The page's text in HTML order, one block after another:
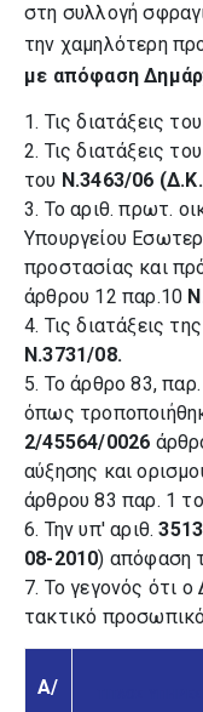
στη συλλογή
την χαμηλότερη
με απόφαση
1. Τις διατάξεις
2. Τις διατάξεις
του Ν.3463/06
3. Το αριθ. πρωτ.
Υπουργείου
προστασίας και
άρθρου 12 παρ.10
4. Τις διατάξεις
Ν.3731/08.
5. Το άρθρο 83,
όπως
2/45564/0026
αύξησης και
άρθρου 83 παρ. 1
6. Την υπ' αριθ.
08-2010) απόφαση
7. Το γεγονός ότι
τακτικό
Α/